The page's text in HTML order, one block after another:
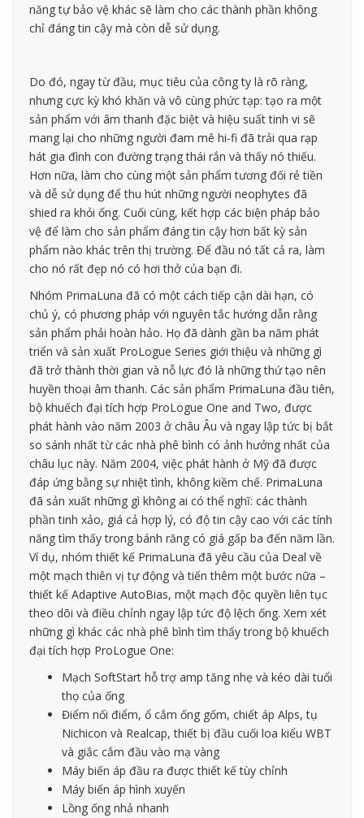
năng tự bảo vệ khác sẽ làm cho các thành phần không
chỉ đáng tin cậy mà còn dễ sử dụng.
Do đó, ngay từ đầu, mục tiêu của công ty là rõ ràng,
nhưng cực kỳ khó khăn và vô cùng phức tạp: tạo ra một
sản phẩm với âm thanh đặc biệt và hiệu suất tinh vi sẽ
mang lại cho những người đam mê hi-fi đã trải qua rạp
hát gia đình con đường trạng thái rắn và thấy nó thiếu.
Hơn nữa, làm cho cùng một sản phẩm tương đối rẻ tiền
và dễ sử dụng để thu hút những người neophytes đã
shied ra khỏi ống. Cuối cùng, kết hợp các biện pháp bảo
vệ để làm cho sản phẩm đáng tin cậy hơn bất kỳ sản
phẩm nào khác trên thị trường. Để đầu nó tất cả ra, làm
cho nó rất đẹp nó có hơi thở của bạn đi.
Nhóm PrimaLuna đã có một cách tiếp cận dài hạn, có
chủ ý, có phương pháp với nguyên tắc hướng dẫn rằng
sản phẩm phải hoàn hảo. Họ đã dành gần ba năm phát
triển và sản xuất ProLogue Series giới thiệu và những gì
đã trở thành thời gian và nỗ lực đó là những thứ tạo nên
huyền thoại âm thanh. Các sản phẩm PrimaLuna đầu tiên,
bộ khuếch đại tích hợp ProLogue One and Two, được
phát hành vào năm 2003 ở châu Âu và ngay lập tức bị bắt
so sánh nhất từ ​​các nhà phê bình có ảnh hưởng nhất của
châu lục này. Năm 2004, việc phát hành ở Mỹ đã được
đáp ứng bằng sự nhiệt tình, không kiềm chế. PrimaLuna
đã sản xuất những gì không ai có thể nghĩ: các thành
phần tinh xảo, giá cả hợp lý, có độ tin cậy cao với các tính
năng tìm thấy trong bánh răng có giá gấp ba đến năm lần.
Ví dụ, nhóm thiết kế PrimaLuna đã yêu cầu của Deal về
một mạch thiên vị tự động và tiến thêm một bước nữa –
thiết kế Adaptive AutoBias, một mạch độc quyền liên tục
theo dõi và điều chỉnh ngay lập tức độ lệch ống. Xem xét
những gì khác các nhà phê bình tìm thấy trong bộ khuếch
đại tích hợp ProLogue One:
Mạch SoftStart hỗ trợ amp tăng nhẹ và kéo dài tuổi
thọ của ống
Điểm nối điểm, ổ cắm ống gốm, chiết áp Alps, tụ
Nichicon và Realcap, thiết bị đầu cuối loa kiểu WBT
và giắc cắm đầu vào mạ vàng
Máy biến áp đầu ra được thiết kế tùy chỉnh
Máy biến áp hình xuyến
Lồng ống nhả nhanh